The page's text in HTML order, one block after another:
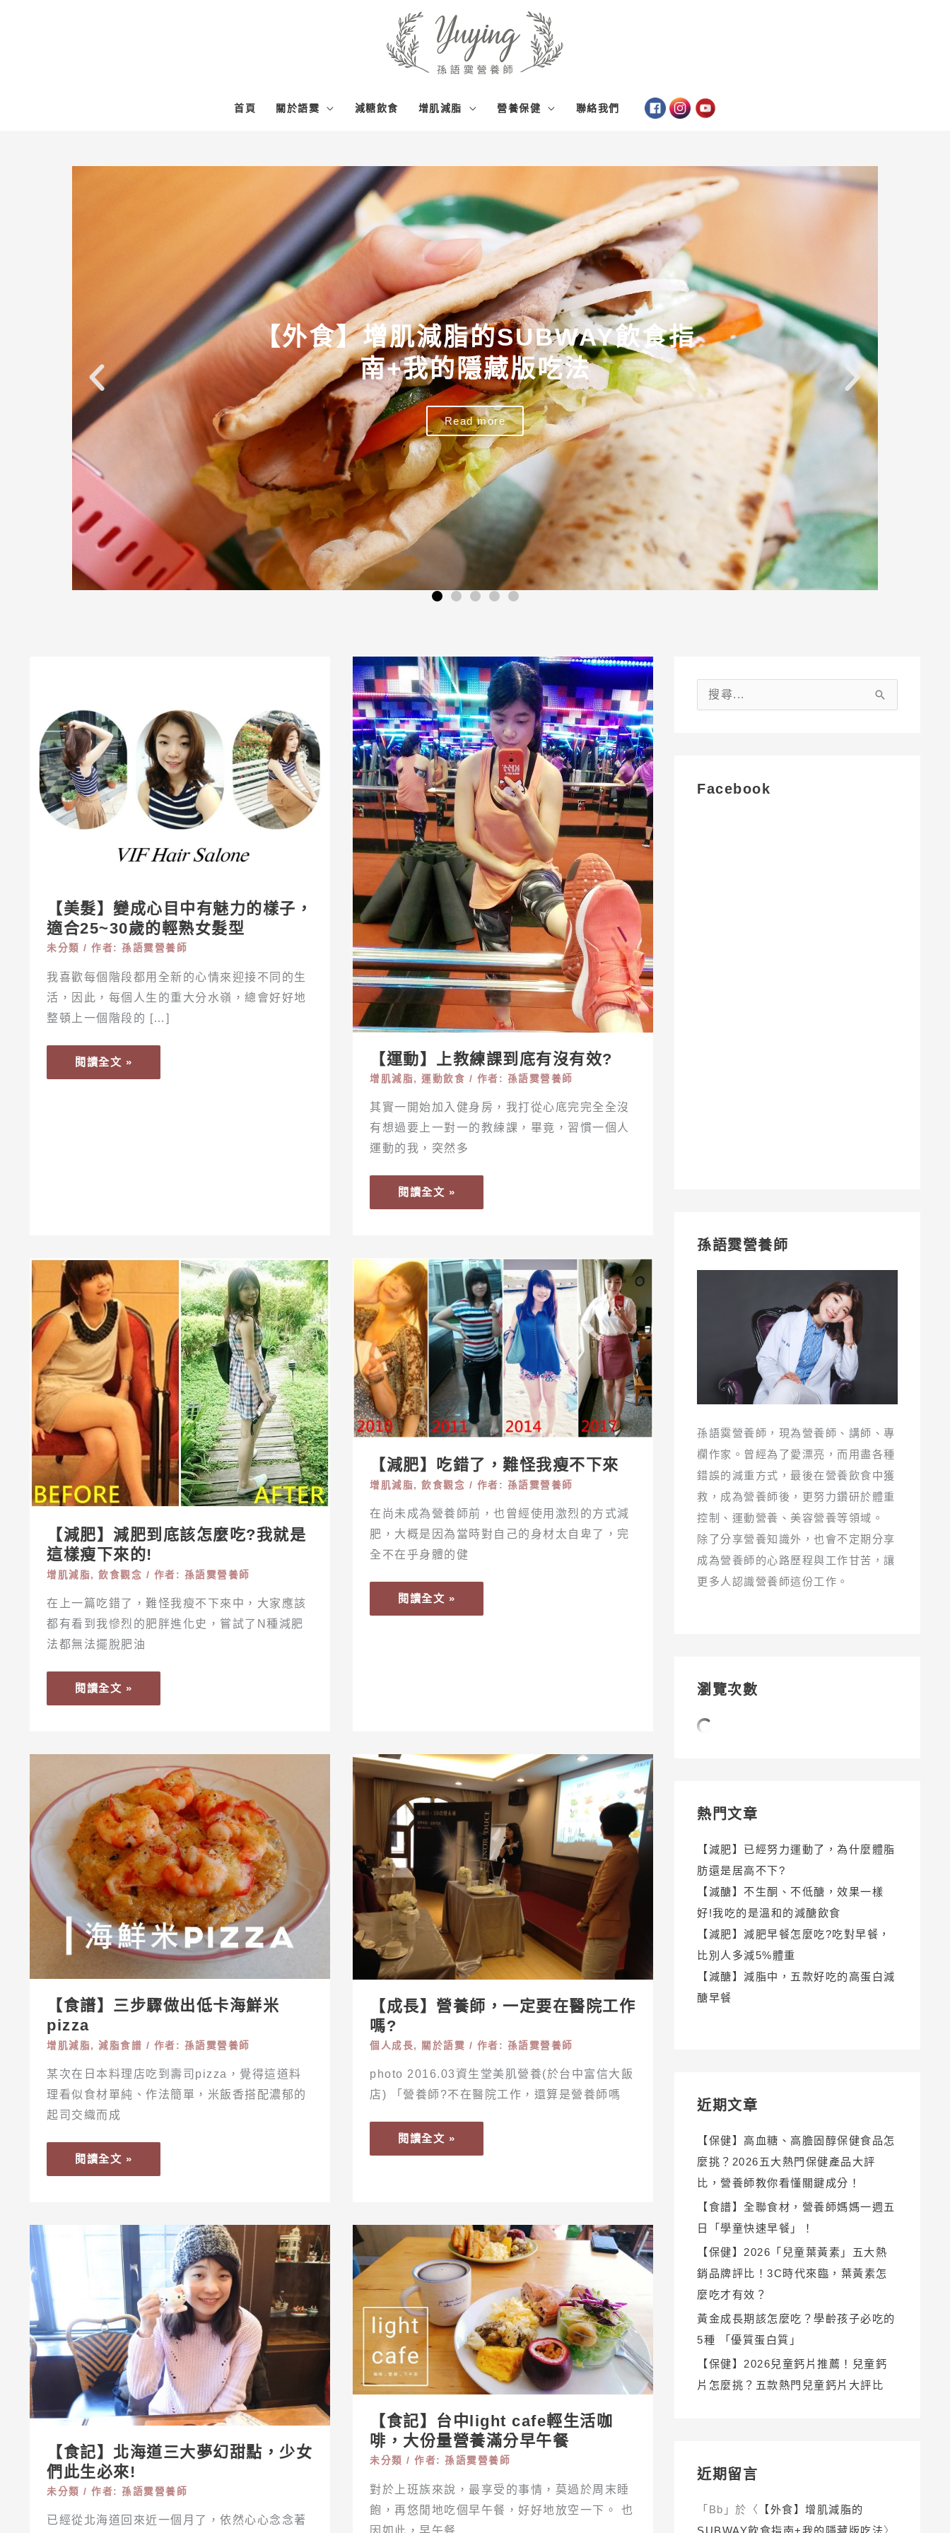
首頁 關於語霙 減糖飲食 增肌減脂 營養保健 聯絡我們
【外食】增肌減脂的SUBWAY飲食指
南+我的隱藏版吃法
Read more
【減醣】吃飽照樣瘦!減醣期間的多款
外食選項：烤雞沙拉、牛肉小火鍋、
鮭魚握壽司…都能吃
Read more
【外食】便利商店怎麼吃?十樣增肌
減脂好物大公開
Read more
減脂觀念總整理
Read more
【減脂】增肌減脂也能吃?六款健康
系麥當勞早餐
Read more
【外食】增肌減脂的SUBWAY飲食指
南+我的隱藏版吃法
Read more
【減醣】吃飽照樣瘦!減醣期間的多款
外食選項：烤雞沙拉、牛肉小火鍋、
鮭魚握壽司…都能吃
Read more
【外食】便利商店怎麼吃?十樣增肌
減脂好物大公開
Read more
減脂觀念總整理
Read more
【減脂】增肌減脂也能吃?六款健康
系麥當勞早餐
Read more
【外食】增肌減脂的SUBWAY飲食指
南+我的隱藏版吃法
Read more
【減醣】吃飽照樣瘦!減醣期間的多款
外食選項：烤雞沙拉、牛肉小火鍋、
鮭魚握壽司…都能吃
Read more
【外食】便利商店怎麼吃?十樣增肌
減脂好物大公開
Read more
減脂觀念總整理
Read more
【減脂】增肌減脂也能吃?六款健康
系麥當勞早餐
Read more
【美髮】變成心目中有魅力的樣子，
適合25~30歲的輕熟女髮型
未分類 / 作者: 孫語霙營養師
我喜歡每個階段都用全新的心情來迎接不同的生
活，因此，每個人生的重大分水嶺，總會好好地
整頓上一個階段的 […]
變
成
心
目
中
有
樣
子，
適
25~30
歲
的
熟
女
閱讀全文 » 【運動】上教練課到底有沒有效?
增肌減脂, 運動飲食 / 作者: 孫語霙營養師
其實一開始加入健身房，我打從心底完完全全沒
有想過要上一對一的教練課，畢竟，習慣一個人
運動的我，突然多
【運
動】
上
教
練
課
到
底
有
沒
有
效?
閱讀全文 »
【減肥】減肥到底該怎麼吃?我就是
這樣瘦下來的!
增肌減脂, 飲食觀念 / 作者: 孫語霙營養師
在上一篇吃錯了，難怪我瘦不下來中，大家應該
都有看到我慘烈的肥胖進化史，嘗試了N種減肥
法都無法擺脫肥油
【減
肥】
減
肥
到
底
怎
麼
吃?
就
這
樣
瘦
下
來
的!
閱讀全文 »
【減肥】吃錯了，難怪我瘦不下來
增肌減脂, 飲食觀念 / 作者: 孫語霙營養師
在尚未成為營養師前，也曾經使用激烈的方式減
肥，大概是因為當時對自己的身材太自卑了，完
全不在乎身體的健
【減
肥】
吃
錯
了，
難
怪
我
不
下
閱讀全文 »
【食譜】三步驟做出低卡海鮮米
pizza
增肌減脂, 減脂食譜 / 作者: 孫語霙營養師
某次在日本料理店吃到壽司pizza，覺得這道料
理看似食材單純、作法簡單，米飯香搭配濃郁的
起司交織而成
【食
譜】
三
步
驟
做
出
卡
鮮
米
閱讀全文 »
【成長】營養師，一定要在醫院工作
嗎?
個人成長, 關於語霙 / 作者: 孫語霙營養師
photo 2016.03資生堂美肌營養(於台中富信大飯
店) 「營養師?不在醫院工作，還算是營養師嗎
【成
長】
養
師，
一
定
要
在
醫
院
工
作
嗎?
閱讀全文 »
【食記】北海道三大夢幻甜點，少女
們此生必來!
未分類 / 作者: 孫語霙營養師
已經從北海道回來近一個月了，依然心心念念著
道
三
大
夢
幻
甜
點，
少
女
此
【食記】台中light cafe輕生活咖
啡，大份量營養滿分早午餐
未分類 / 作者: 孫語霙營養師
對於上班族來說，最享受的事情，莫過於周末睡
飽，再悠閒地吃個早午餐，好好地放空一下。 也
因如此，早午餐
【食
記】
台
中
LIGHT
CAFE
輕
生
咖
啡，
大
份
量
營
字
Facebook
孫語霙營養師
孫語霙營養師，現為營養師、講師、專
欄作家。曾經為了愛漂亮，而用盡各種
錯誤的減重方式，最後在營養飲食中獲
救，成為營養師後，更努力鑽研於體重
控制、運動營養、美容營養等領域。
除了分享營養知識外，也會不定期分享
成為營養師的心路歷程與工作甘苦，讓
更多人認識營養師這份工作。
瀏覽次數
熱門文章
【減肥】已經努力運動了，為什麼體脂
肪還是居高不下?
【減醣】不生酮、不低醣，效果一樣
好!我吃的是溫和的減醣飲食
【減肥】減肥早餐怎麼吃?吃對早餐，
比別人多減5%體重
【減醣】減脂中，五款好吃的高蛋白減
醣早餐
近期文章
【保健】高血糖、高膽固醇保健食品怎
麼挑？2026五大熱門保健產品大評
比，營養師教你看懂關鍵成分！
【食譜】全聯食材，營養師媽媽一週五
日「學童快速早餐」！
【保健】2026「兒童葉黃素」五大熱
銷品牌評比！3C時代來臨，葉黃素怎
麼吃才有效？
黃金成長期該怎麼吃？學齡孩子必吃的
5種 「優質蛋白質」
【保健】2026兒童鈣片推薦！兒童鈣
片怎麼挑？五款熱門兒童鈣片大評比
近期留言
「 Bb 」於〈
【外食】增肌減脂的
SUBWAY飲食指南+我的隱藏版吃法〉